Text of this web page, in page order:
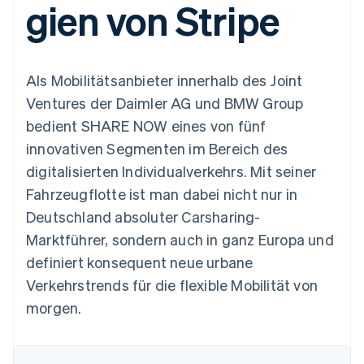
Zugriff auf mehr als
125
Authorization
Optimierung der
Autorisierungsraten
Beschleunigter
Bezahlvorgang
Financial
Connections
Verbundene
Datensynchronisierung
Product roadmap
Geldmanagement
Plattformen
SaaS
Nach Branche
KI-Unternehmen
Creator Economy
Gaming
Freizeit
Versicherungen
Unterhaltung
Gemeinnützige
Organisationen
Fachdienstleistungen
Marktplatz auf
Grundlagen der
Abonnementverwaltung
nutzungsbasierte
Abrechnung um
Stablecoin-gestützte
Karten ausgeben: So
geht´s
Bereitstellung und
Verwaltung von
Diensten mit Agenten
App-Integrationen
Produkt-Roadmap
Stripe Sessions
Stripe Press
Sales-Team
kontaktieren
Partner werden
gien von Stripe
Als Mobilitätsanbieter innerhalb des Joint
Ventures der Daimler AG und BMW Group
bedient SHARE NOW eines von fünf
innovativen Segmenten im Bereich des
digitalisierten Individualverkehrs. Mit seiner
Fahrzeugflotte ist man dabei nicht nur in
Deutschland absoluter Carsharing-
Marktführer, sondern auch in ganz Europa und
definiert konsequent neue urbane
Verkehrstrends für die flexible Mobilität von
morgen.